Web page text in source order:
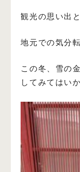
観光の思い出
地元での気分
この冬、雪の
してみてはい